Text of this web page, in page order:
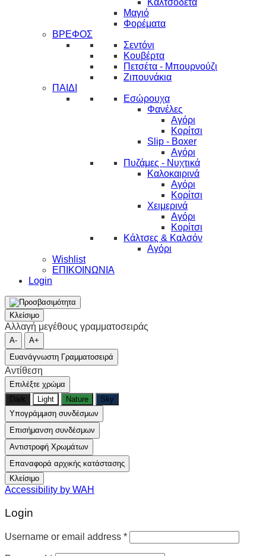
Καλτσοδέτα
Μαγιό
Φορέματα
ΒΡΕΦΟΣ
Σεντόνι
Κουβέρτα
Πετσέτα - Μπουρνούζι
Ζιπουνάκια
ΠΑΙΔΙ
Εσώρουχα
Φανέλες
Αγόρι
Κορίτσι
Slip - Boxer
Αγόρι
Πυζάμες - Νυχτικά
Καλοκαιρινά
Αγόρι
Κορίτσι
Χειμερινά
Αγόρι
Κορίτσι
Κάλτσες & Καλσόν
Αγόρι
Wishlist
ΕΠΙΚΟΙΝΩΝΙΑ
Login
Κλείσιμο
Αλλαγή μεγέθους γραμματοσειράς
A-
A+
Ευανάγνωστη Γραμματοσειρά
Αντίθεση
Επιλέξτε χρώμα
Dark
Light Nature
Sky
Υπογράμμιση συνδέσμων
Επισήμανση συνδέσμων
Αντιστροφή Χρωμάτων
Επαναφορά αρχικής κατάστασης
Κλείσιμο
Accessibility by WAH
Login
Username or email address *